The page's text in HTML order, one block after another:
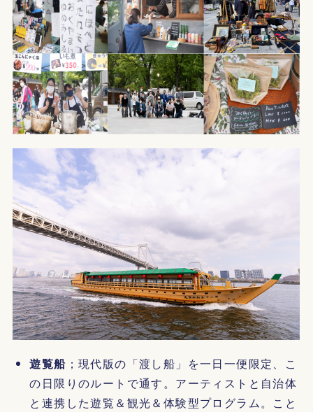
遊覧船 ；現代版の「渡し船」を一日一便限定、こ
の日限りのルートで通す。アーティストと自治体
と連携した遊覧＆観光＆体験型プログラム。こと